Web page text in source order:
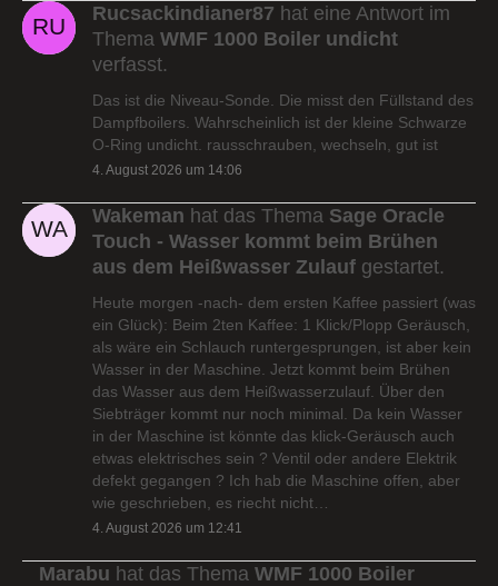
Rucsackindianer87 hat eine Antwort im
Thema WMF 1000 Boiler undicht
verfasst.
Das ist die Niveau-Sonde. Die misst den Füllstand des
Dampfboilers. Wahrscheinlich ist der kleine Schwarze
O-Ring undicht. rausschrauben, wechseln, gut ist
4. August 2026 um 14:06
Wakeman hat das Thema Sage Oracle
Touch - Wasser kommt beim Brühen
aus dem Heißwasser Zulauf gestartet.
Heute morgen -nach- dem ersten Kaffee passiert (was
ein Glück): Beim 2ten Kaffee: 1 Klick/Plopp Geräusch,
als wäre ein Schlauch runtergesprungen, ist aber kein
Wasser in der Maschine. Jetzt kommt beim Brühen
das Wasser aus dem Heißwasserzulauf. Über den
Siebträger kommt nur noch minimal. Da kein Wasser
in der Maschine ist könnte das klick-Geräusch auch
etwas elektrisches sein ? Ventil oder andere Elektrik
defekt gegangen ? Ich hab die Maschine offen, aber
wie geschrieben, es riecht nicht…
4. August 2026 um 12:41
Marabu hat das Thema WMF 1000 Boiler